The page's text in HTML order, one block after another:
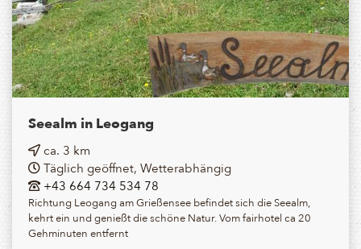
Seealm in Leogang
ca. 3 km
Täglich geöffnet, Wetterabhängig
+43 664 734 534 78
Richtung Leogang am Grießensee befindet sich die Seealm,
kehrt ein und genießt die schöne Natur. Vom fairhotel ca 20
Gehminuten entfernt